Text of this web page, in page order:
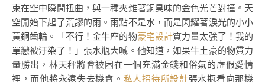
束在空中瞬間扭曲，與一種夾雜著銅臭味的金色光芒對撞。天
空開始下起了荒謬的雨。雨點不是水，而是閃耀著淚光的小小
黃銅齒輪。「不行！金牛座的物豪宅設計質力量太強了！我的
單戀被汙染了！」張水瓶大喊。他知道，如果牛土豪的物質力
量勝出，林天秤將會被困在一個充滿金錢和俗氣的虛假愛情
裡，而他將永遠失去機會。 私人招待所設計張水瓶看向那機